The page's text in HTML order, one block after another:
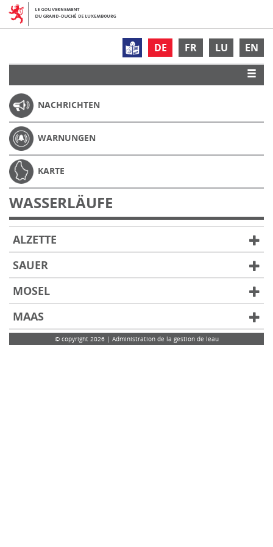
DE FR LU EN
NACHRICHTEN
WARNUNGEN
KARTE
WASSERLÄUFE
ALZETTE
SAUER
MOSEL
MAAS
© copyright 2026 | Administration de la gestion de leau